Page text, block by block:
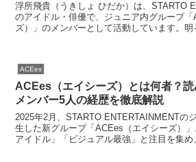
浮所飛貴（うきしょ ひだか）は、STARTO
のアイドル・俳優で、ジュニア内グループ
ズ）」のメンバーとして活動しています。
ACEes
ACEes（エイシーズ）とは何者？読
メンバー5人の経歴を徹底解説
2025年2月、STARTO ENTERTAINMENTの
生した新グループ「ACEes（エイシーズ）
アイドル」「ビジュアル最強」と注目を集め